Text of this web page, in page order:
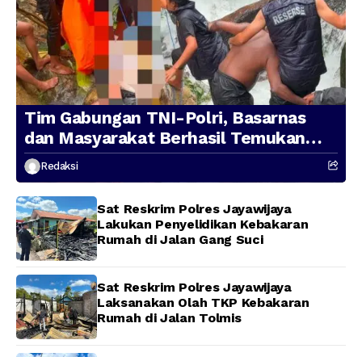
Tim Gabungan TNI-Polri, Basarnas
dan Masyarakat Berhasil Temukan
Presenter TVRI Papua Barat yang
Hilang di Sungai Memti
Redaksi
Sat Reskrim Polres Jayawijaya
Lakukan Penyelidikan Kebakaran
Rumah di Jalan Gang Suci
Sat Reskrim Polres Jayawijaya
Laksanakan Olah TKP Kebakaran
Rumah di Jalan Tolmis